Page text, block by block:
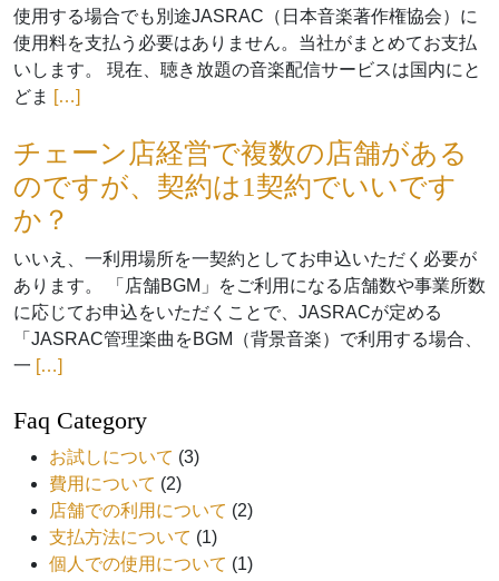
使用する場合でも別途JASRAC（日本音楽著作権協会）に
使用料を支払う必要はありません。当社がまとめてお支払
いします。 現在、聴き放題の音楽配信サービスは国内にと
どま […]
チェーン店経営で複数の店舗がある
のですが、契約は1契約でいいです
か？
いいえ、一利用場所を一契約としてお申込いただく必要が
あります。 「店舗BGM」をご利用になる店舗数や事業所数
に応じてお申込をいただくことで、JASRACが定める
「JASRAC管理楽曲をBGM（背景音楽）で利用する場合、
一 […]
Faq Category
お試しについて (3)
費用について (2)
店舗での利用について (2)
支払方法について (1)
個人での使用について (1)